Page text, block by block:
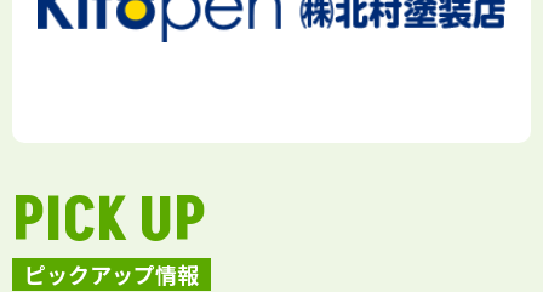
ピックアップ情報
PICK UP